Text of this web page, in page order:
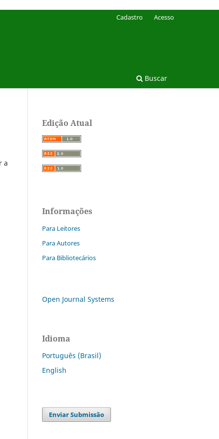
Buscar
Cadastro Acesso
a
Edição Atual
Informações
Para Leitores
Para Autores
Para Bibliotecários
Open Journal Systems
Idioma
Português (Brasil)
English
Enviar Submissão